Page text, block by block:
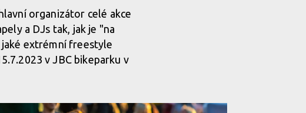
organizátor celé akce
a DJs tak, jak je "na
jaké extrémní freestyle
v JBC bikeparku v